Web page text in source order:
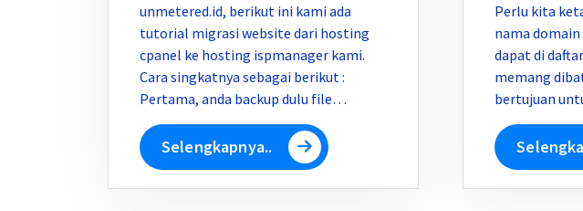
unmetered.id, berikut ini kami ada
tutorial migrasi website dari hosting
cpanel ke hosting ispmanager kami.
Cara singkatnya sebagai berikut :
Pertama, anda backup dulu file…
Selengkapnya..
Perlu kita
nama
dapat di
memang
bertujuan